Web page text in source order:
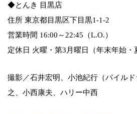
◆とんき 目黒店
住所 東京都目黒区下目黒1-1-2
営業時間 16:00～22:45（L.O.）
定休日 火曜・第3月曜日（年末年始・
撮影／石井宏明、小池紀行（パイル
之、小西康夫、ハリー中西